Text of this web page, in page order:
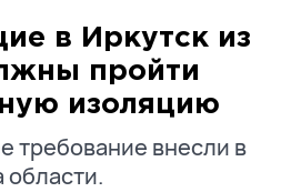
в Иркутск из
пройти
изоляцию
требование внесли в
области.